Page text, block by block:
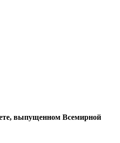
выпущенном Всемирной